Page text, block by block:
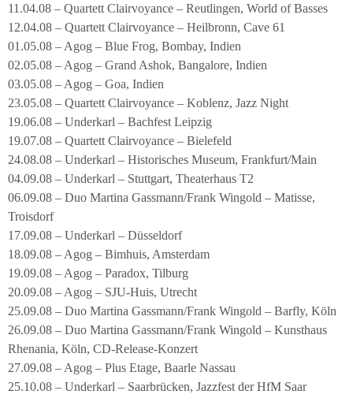
11.04.08 – Quartett Clairvoyance – Reutlingen, World of Basses
12.04.08 – Quartett Clairvoyance – Heilbronn, Cave 61
01.05.08 – Agog – Blue Frog, Bombay, Indien
02.05.08 – Agog – Grand Ashok, Bangalore, Indien
03.05.08 – Agog – Goa, Indien
23.05.08 – Quartett Clairvoyance – Koblenz, Jazz Night
19.06.08 – Underkarl – Bachfest Leipzig
19.07.08 – Quartett Clairvoyance – Bielefeld
24.08.08 – Underkarl – Historisches Museum, Frankfurt/Main
04.09.08 – Underkarl – Stuttgart, Theaterhaus T2
06.09.08 – Duo Martina Gassmann/Frank Wingold – Matisse,
Troisdorf
17.09.08 – Underkarl – Düsseldorf
18.09.08 – Agog – Bimhuis, Amsterdam
19.09.08 – Agog – Paradox, Tilburg
20.09.08 – Agog – SJU-Huis, Utrecht
25.09.08 – Duo Martina Gassmann/Frank Wingold – Barfly, Köln
26.09.08 – Duo Martina Gassmann/Frank Wingold – Kunsthaus
Rhenania, Köln, CD-Release-Konzert
27.09.08 – Agog – Plus Etage, Baarle Nassau
25.10.08 – Underkarl – Saarbrücken, Jazzfest der HfM Saar